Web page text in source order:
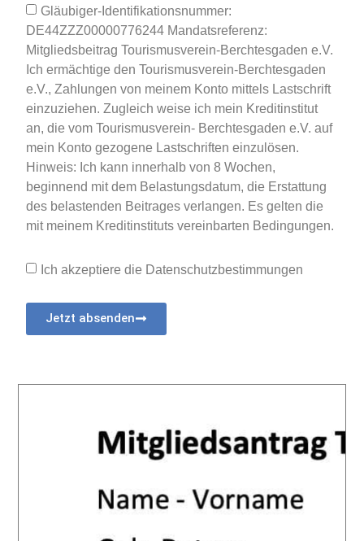
Gläubiger-Identifikationsnummer:
DE44ZZZ00000776244 Mandatsreferenz:
Mitgliedsbeitrag Tourismusverein-Berchtesgaden e.V.
Ich ermächtige den Tourismusverein-Berchtesgaden
e.V., Zahlungen von meinem Konto mittels Lastschrift
einzuziehen. Zugleich weise ich mein Kreditinstitut
an, die vom Tourismusverein- Berchtesgaden e.V. auf
mein Konto gezogene Lastschriften einzulösen.
Hinweis: Ich kann innerhalb von 8 Wochen,
beginnend mit dem Belastungsdatum, die Erstattung
des belastenden Beitrages verlangen. Es gelten die
mit meinem Kreditinstituts vereinbarten Bedingungen.
Ich akzeptiere die Datenschutzbestimmungen
Jetzt absenden